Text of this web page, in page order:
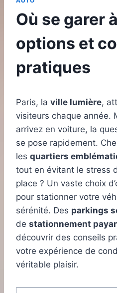
Où se garer
options et
pratiques
Paris, la ville lumière,
visiteurs chaque année.
arrivez en voiture, la
se pose rapidement.
les quartiers
tout en évitant le stress
place ? Un vaste choix
pour stationner votre
sérénité. Des parkings
de stationnement
découvrir des conseils
votre expérience de
véritable plaisir.